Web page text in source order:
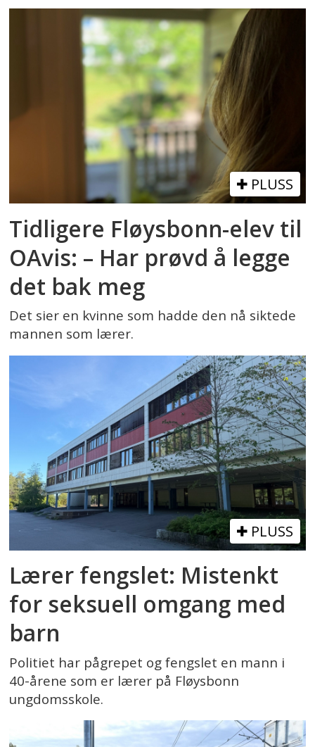
PLUSS
Tidligere Fløysbonn-elev til
OAvis: – Har prøvd å legge
det bak meg
Det sier en kvinne som hadde den nå siktede
mannen som lærer.
PLUSS
Lærer fengslet: Mistenkt
for seksuell omgang med
barn
Politiet har pågrepet og fengslet en mann i
40-årene som er lærer på Fløysbonn
ungdomsskole.